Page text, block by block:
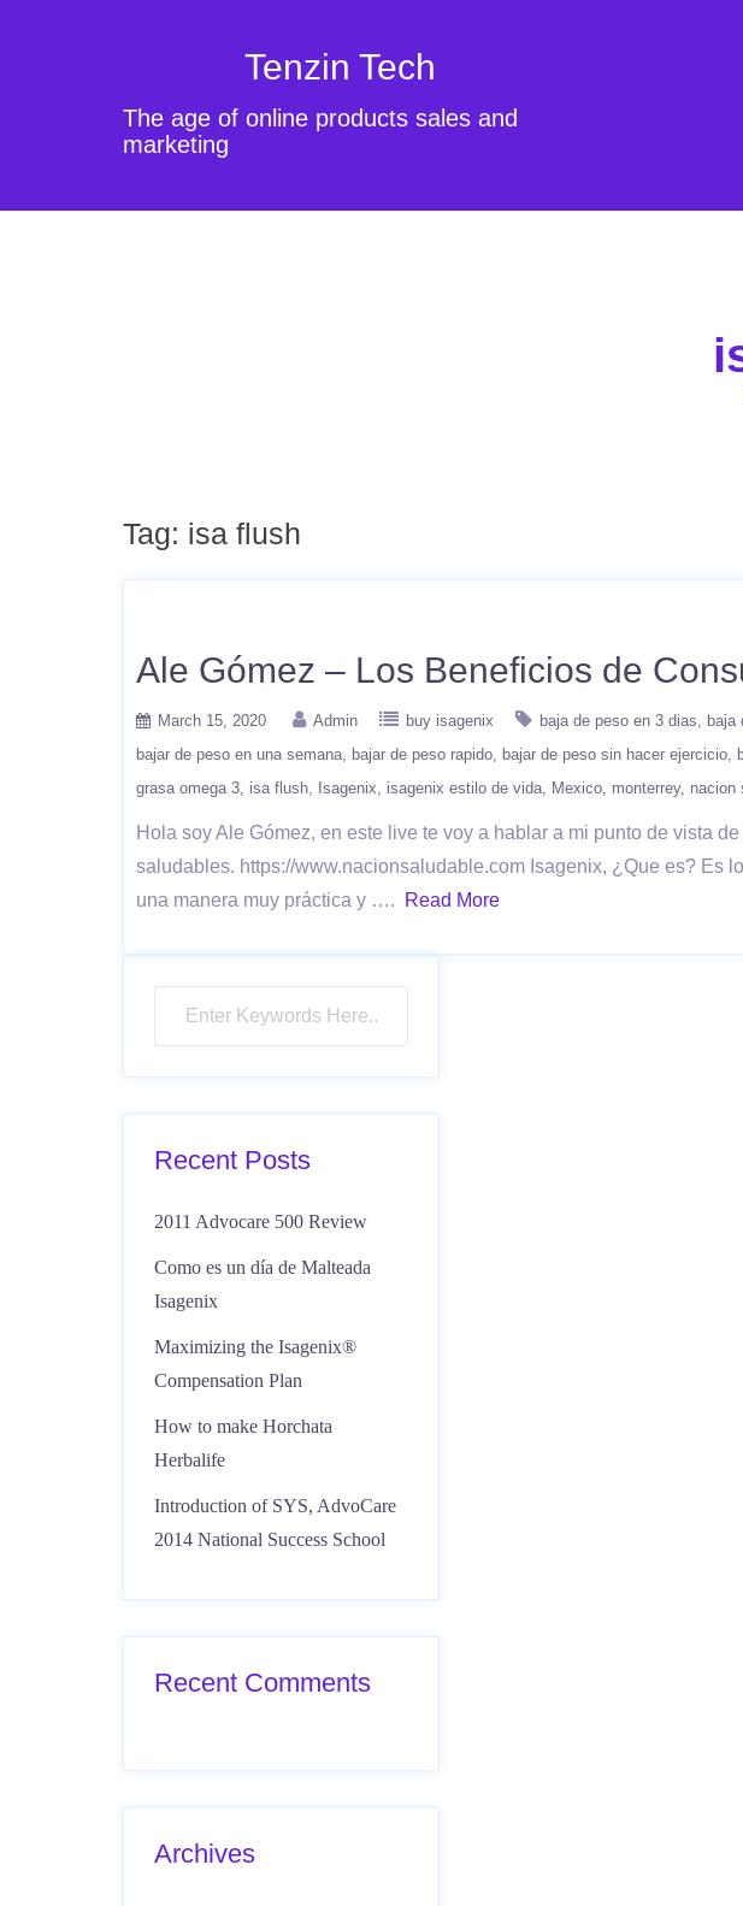
Tenzin Tech
The age of online products sales and
marketing
Tag: isa flush
Ale Gómez – Los Beneficios de
March 15, 2020 Admin buy isagenix baja de peso en 3 dias baja
bajar de peso en una semana
bajar de peso rapido bajar de peso sin hacer ejercicio
grasa omega 3 isa flush Isagenix isagenix estilo de vida Mexico monterrey nacion
Hola soy Ale Gómez, en este live te voy a hablar a mi punto de vista
saludables. https://www.nacionsaludable.com Isagenix, ¿Que es? Es
una manera muy práctica y ….
Read More
Recent Posts
2011 Advocare 500 Review
Como es un día de Malteada
Isagenix
Maximizing the Isagenix®
Compensation Plan
How to make Horchata
Herbalife
Introduction of SYS, AdvoCare
2014 National Success School
Recent Comments
Archives